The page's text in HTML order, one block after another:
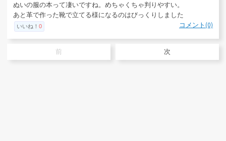
ぬいの服の本って凄いですね。めちゃくちゃ判りやすい。
あと革で作った靴で立てる様になるのはびっくりしました
いいね！ 0 コメント(0)
前 次